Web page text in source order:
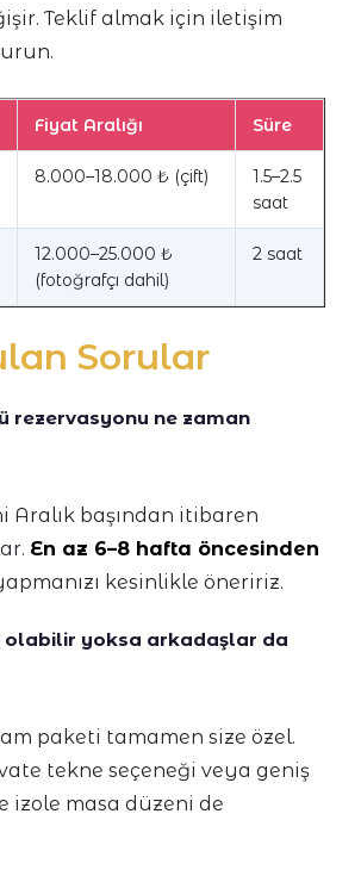
Teklif almak için iletişim
Fiyat Aralığı Süre
8.000–18.000 ₺ (çift)
1.5–2.5
saat
12.000–25.000 ₺
(fotoğrafçı dahil)
2 saat
Sorular
rezervasyonu ne zaman
Aralık başından itibaren
En az 6–8 hafta öncesinden
kesinlikle öneririz.
olabilir yoksa arkadaşlar da
paketi tamamen size özel.
tekne seçeneği veya geniş
izole masa düzeni de